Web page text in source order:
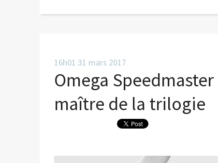
16h01 31 mars 2017
Omega
maître de la trilogie